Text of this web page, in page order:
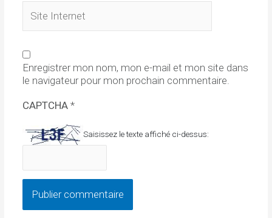
Internet
Enregistrer mon nom, mon e-mail et mon site dans
le navigateur pour mon prochain commentaire.
CAPTCHA *
Saisissez le texte affiché ci-dessus: